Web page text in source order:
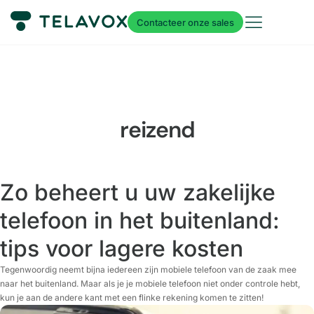
Contacteer onze sales
reizend
Zo beheert u uw zakelijke
telefoon in het buitenland:
tips voor lagere kosten
Tegenwoordig neemt bijna iedereen zijn mobiele telefoon van de zaak mee
naar het buitenland. Maar als je je mobiele telefoon niet onder controle hebt,
kun je aan de andere kant met een flinke rekening komen te zitten!